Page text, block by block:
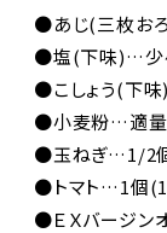
●あじ(三枚お
●塩(下味)…少
●こしょう(下
●小麦粉…適量
●玉ねぎ…1/2
●トマト…1個
●ＥＸバージ